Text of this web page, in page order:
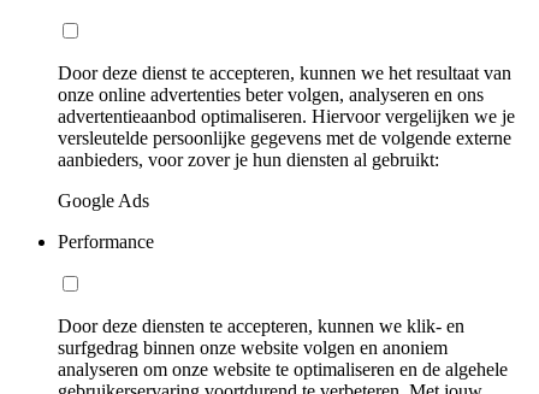
Door deze dienst te accepteren, kunnen we het resultaat van
onze online advertenties beter volgen, analyseren en ons
advertentieaanbod optimaliseren. Hiervoor vergelijken we je
versleutelde persoonlijke gegevens met de volgende externe
aanbieders, voor zover je hun diensten al gebruikt:
Google Ads
Performance
Door deze diensten te accepteren, kunnen we klik- en
surfgedrag binnen onze website volgen en anoniem
analyseren om onze website te optimaliseren en de algehele